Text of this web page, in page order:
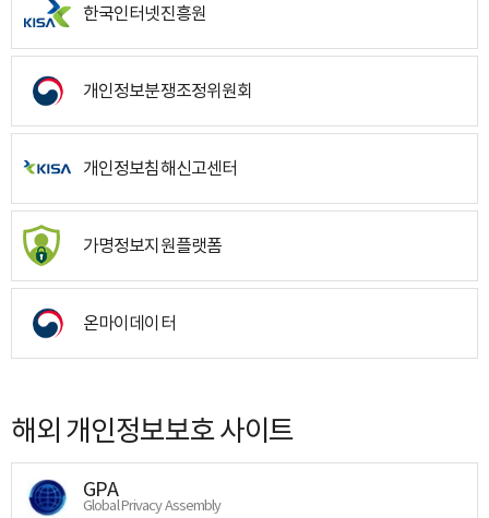
한국인터넷진흥원
개인정보분쟁조정위원회
개인정보침해신고센터
가명정보지원플랫폼
온마이데이터
해외 개인정보보호 사이트
GPA
Global Privacy Assembly